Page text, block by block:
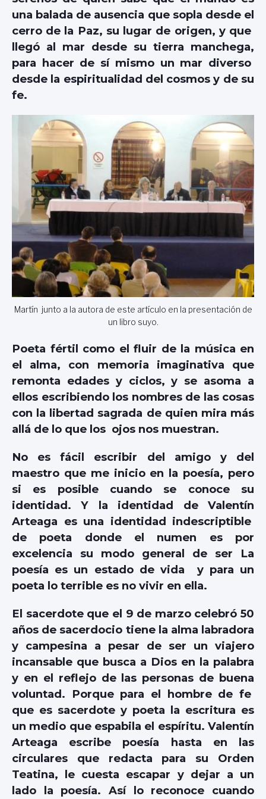
una balada de ausencia que sopla desde el
cerro de la Paz, su lugar de origen, y que
llegó al mar desde su tierra manchega,
para hacer de sí mismo un mar diverso
desde la espiritualidad del cosmos y de su
fe.
Martín junto a la autora de este artículo en la presentación de
un libro suyo.
Poeta fértil como el fluir de la música en
el alma, con memoria imaginativa que
remonta edades y ciclos, y se asoma a
ellos escribiendo los nombres de las cosas
con la libertad sagrada de quien mira más
allá de lo que los ojos nos muestran.
No es fácil escribir del amigo y del
maestro que me inicio en la poesía, pero
si es posible cuando se conoce su
identidad. Y la identidad de Valentín
Arteaga es una identidad indescriptible
de poeta donde el numen es por
excelencia su modo general de ser La
poesía es un estado de vida y para un
poeta lo terrible es no vivir en ella.
El sacerdote que el 9 de marzo celebró 50
años de sacerdocio tiene la alma labradora
y campesina a pesar de ser un viajero
incansable que busca a Dios en la palabra
y en el reflejo de las personas de buena
voluntad. Porque para el hombre de fe
que es sacerdote y poeta la escritura es
un medio que espabila el espíritu. Valentín
Arteaga escribe poesía hasta en las
circulares que redacta para su Orden
Teatina, le cuesta escapar y dejar a un
lado la poesía. Así lo reconoce cuando